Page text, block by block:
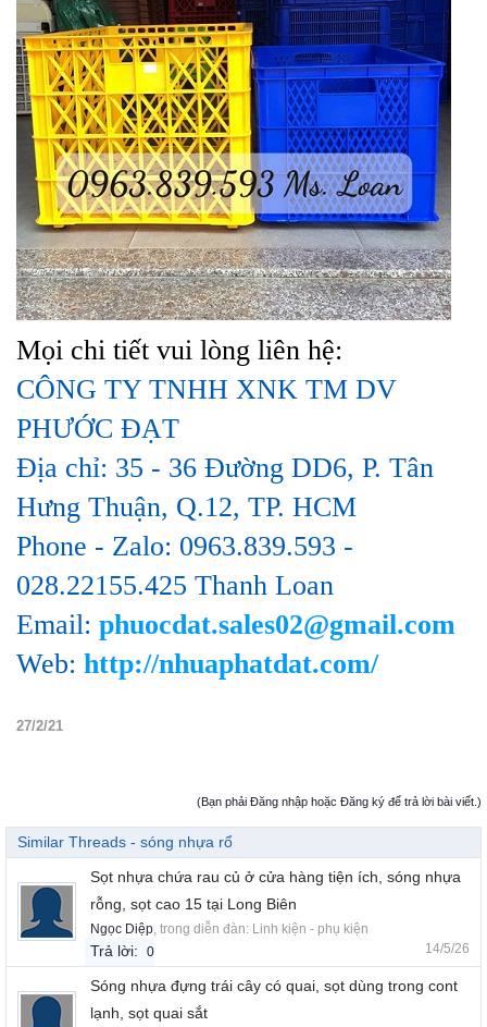
Mọi chi tiết vui lòng liên hệ:
CÔNG TY TNHH XNK TM DV
PHƯỚC ĐẠT
Địa chỉ: 35 - 36 Đường DD6, P. Tân
Hưng Thuận, Q.12, TP. HCM
Phone - Zalo: 0963.839.593 -
028.22155.425 Thanh Loan
Email: phuocdat.sales02@gmail.com
Web: http://nhuaphatdat.com/
27/2/21
(Bạn phải Đăng nhập hoặc Đăng ký để trả lời bài viết.)
Similar Threads - sóng nhựa rổ
Sọt nhựa chứa rau củ ở cửa hàng tiện ích, sóng nhựa
rỗng, sọt cao 15 tại Long Biên
Ngọc Diệp, trong diễn đàn: Linh kiện - phụ kiện
Trả lời: 0 14/5/26
Sóng nhựa đựng trái cây có quai, sọt dùng trong cont
lạnh, sọt quai sắt